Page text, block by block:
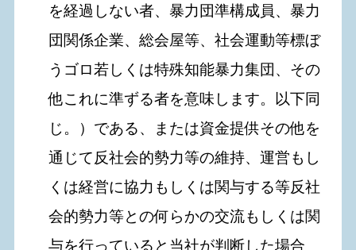
を経過しない者、暴力団準構成員、暴力
団関係企業、総会屋等、社会運動等標ぼ
うゴロ若しくは特殊知能暴力集団、その
他これに準ずる者を意味します。以下同
じ。）である、または資金提供その他を
通じて反社会的勢力等の維持、運営もし
くは経営に協力もしくは関与する等反社
会的勢力等との何らかの交流もしくは関
与を行っていると当社が判断した場合